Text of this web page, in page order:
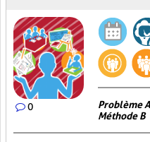
0
Problème
Méthode B